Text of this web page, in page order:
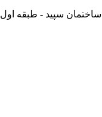
سپید - طبقه اول